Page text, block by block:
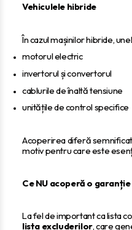
Vehiculele hibride
În cazul mașinilor hibride,
motorul electric
invertorul și convertorul
cablurile de înaltă tensiune
unitățile de control specifice
Acoperirea diferă
motiv pentru care este
Ce NU acoperă o
La fel de important ca lista
lista excluderilor, care